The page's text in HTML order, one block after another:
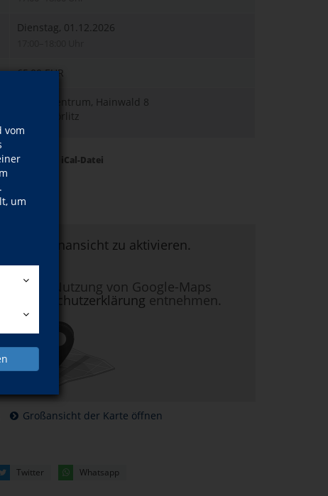
vom
um
Dienstag, 01.12.2026
65,00 EUR
Kreativzentrum, Hainwald 8
02826 Görlitz
Termine als iCal-Datei
Kartenansicht zu aktivieren.
zur Nutzung von Google-Maps
Datenschutzerklärung entnehmen.
Großansicht der Karte öffnen
Twitter Whatsapp